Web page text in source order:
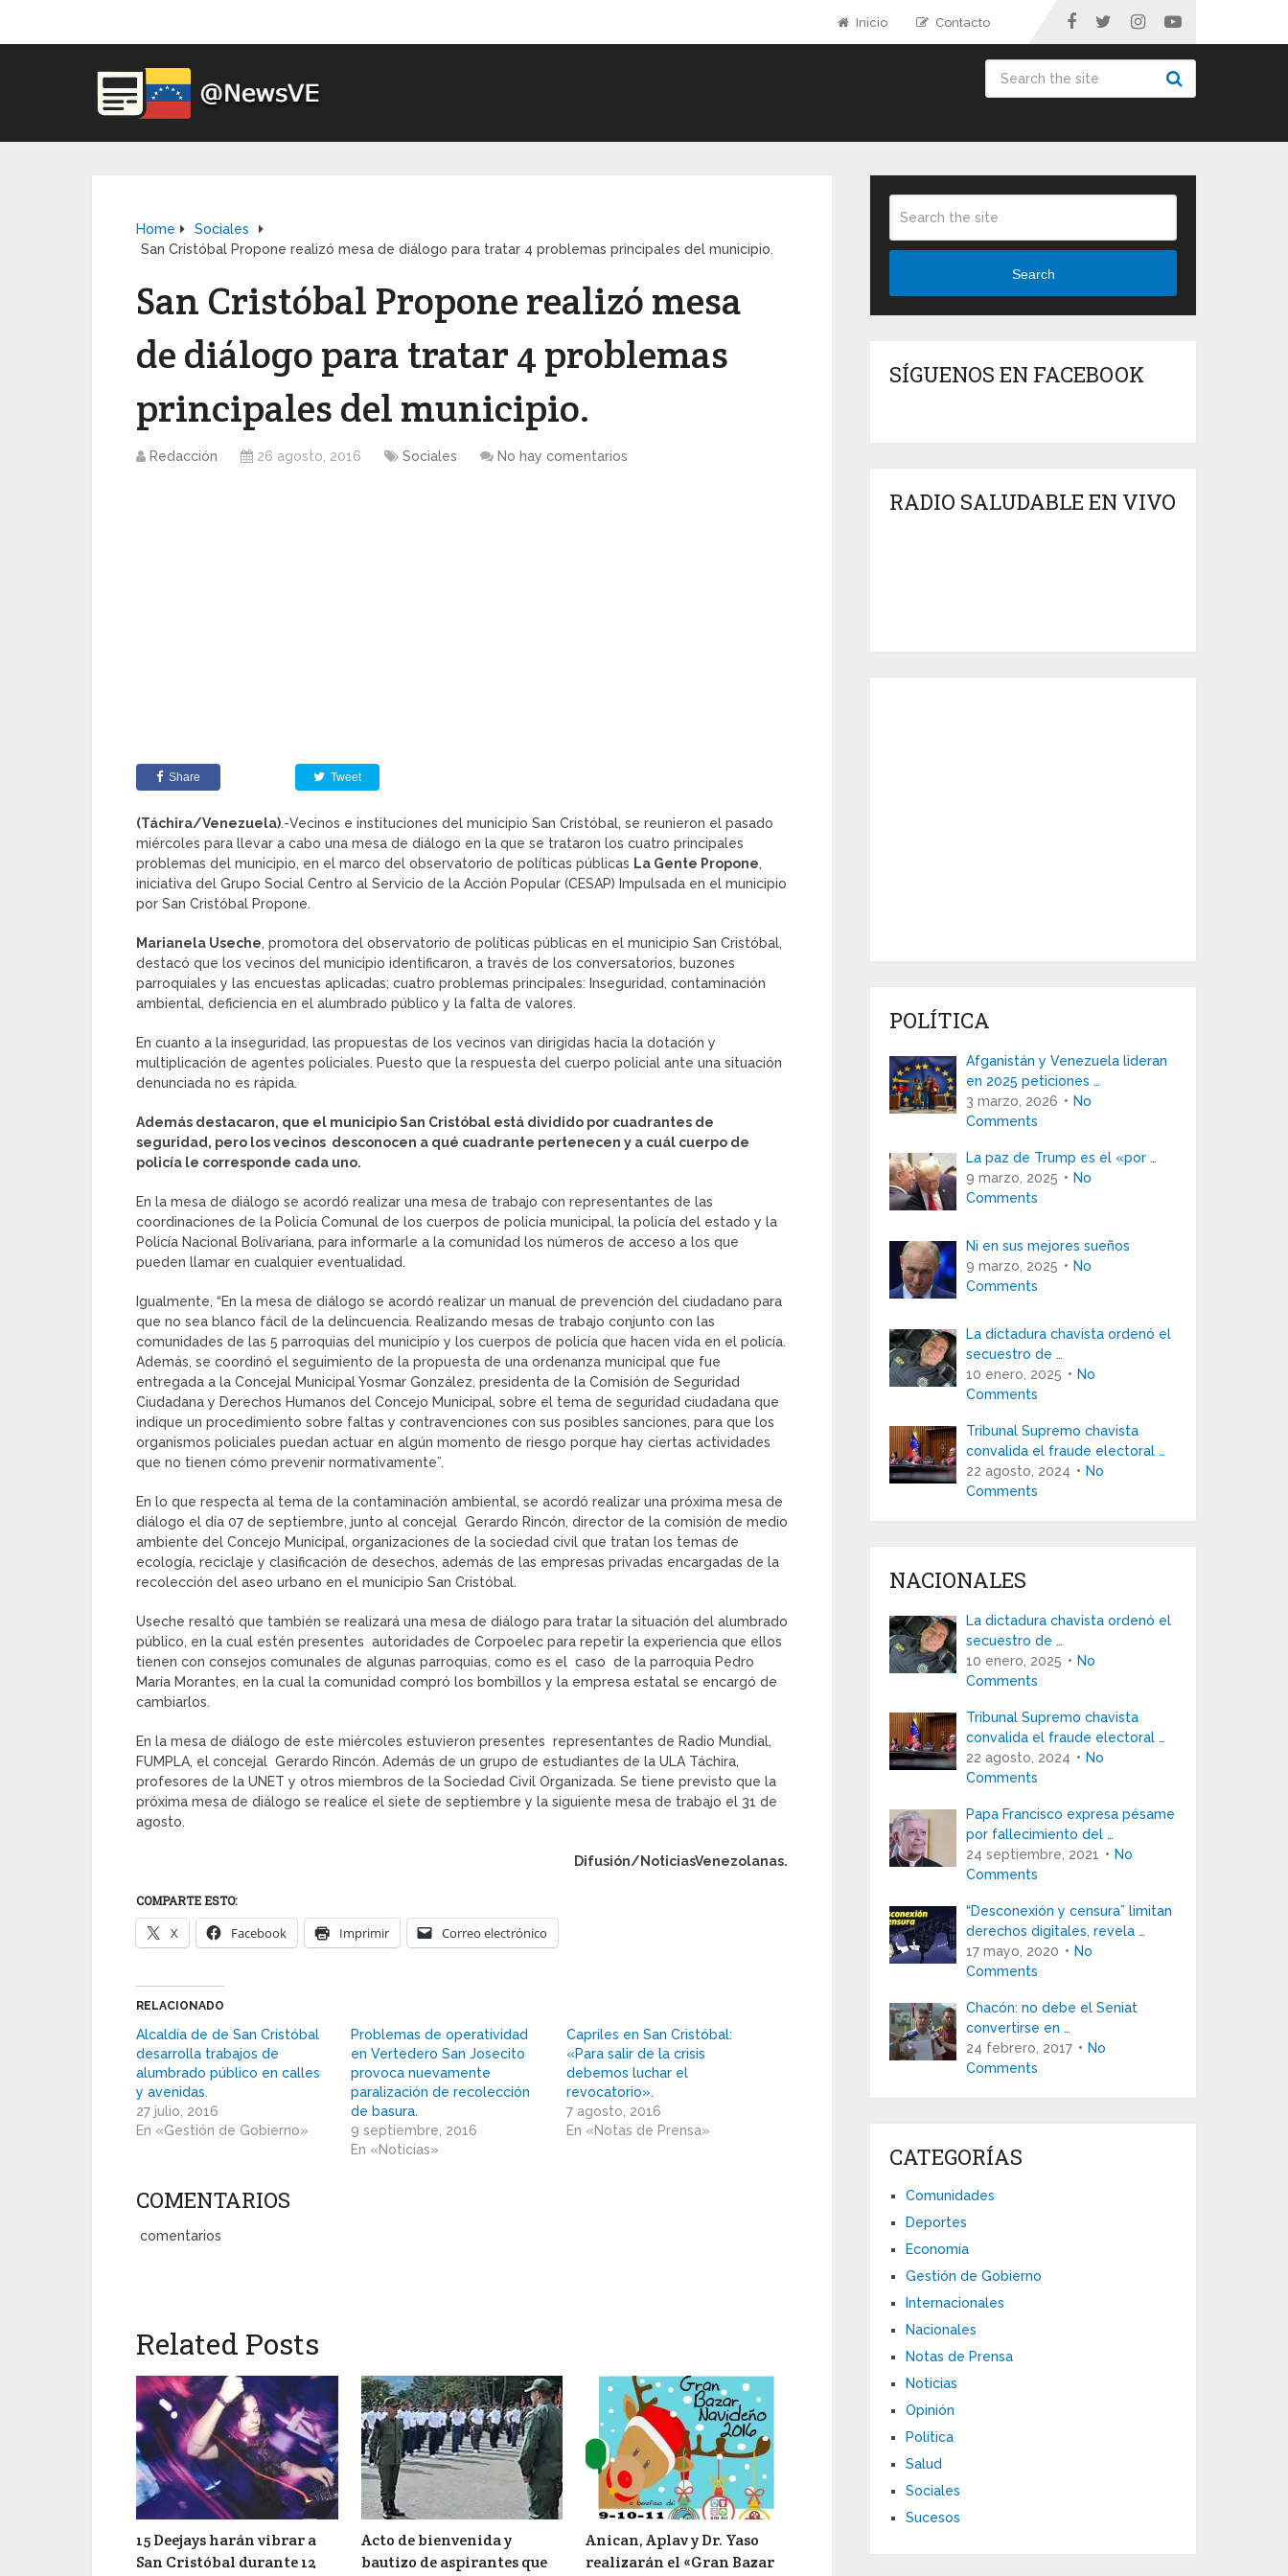
Inicio Contacto
Home
Sociales
San Cristóbal Propone realizó mesa de diálogo para tratar 4 problemas principales del municipio.
San Cristóbal Propone realizó mesa
de diálogo para tratar 4 problemas
principales del municipio.
Redacción 26 agosto, 2016 Sociales No hay comentarios
Share Tweet
(Táchira/Venezuela).-Vecinos e instituciones del municipio San Cristóbal, se reunieron el pasado
miércoles para llevar a cabo una mesa de diálogo en la que se trataron los cuatro principales
problemas del municipio, en el marco del observatorio de políticas públicas La Gente Propone,
iniciativa del Grupo Social Centro al Servicio de la Acción Popular (CESAP) Impulsada en el municipio
por San Cristóbal Propone.
Marianela Useche, promotora del observatorio de políticas públicas en el municipio San Cristóbal,
destacó que los vecinos del municipio identificaron, a través de los conversatorios, buzones
parroquiales y las encuestas aplicadas; cuatro problemas principales: Inseguridad, contaminación
ambiental, deficiencia en el alumbrado público y la falta de valores.
En cuanto a la inseguridad, las propuestas de los vecinos van dirigidas hacia la dotación y
multiplicación de agentes policiales. Puesto que la respuesta del cuerpo policial ante una situación
denunciada no es rápida.
Además destacaron, que el municipio San Cristóbal está dividido por cuadrantes de
seguridad, pero los vecinos desconocen a qué cuadrante pertenecen y a cuál cuerpo de
policía le corresponde cada uno.
En la mesa de diálogo se acordó realizar una mesa de trabajo con representantes de las
coordinaciones de la Policía Comunal de los cuerpos de policía municipal, la policía del estado y la
Policía Nacional Bolivariana, para informarle a la comunidad los números de acceso a los que
pueden llamar en cualquier eventualidad.
Igualmente, “En la mesa de diálogo se acordó realizar un manual de prevención del ciudadano para
que no sea blanco fácil de la delincuencia. Realizando mesas de trabajo conjunto con las
comunidades de las 5 parroquias del municipio y los cuerpos de policía que hacen vida en el policía.
Además, se coordinó el seguimiento de la propuesta de una ordenanza municipal que fue
entregada a la Concejal Municipal Yosmar González, presidenta de la Comisión de Seguridad
Ciudadana y Derechos Humanos del Concejo Municipal, sobre el tema de seguridad ciudadana que
indique un procedimiento sobre faltas y contravenciones con sus posibles sanciones, para que los
organismos policiales puedan actuar en algún momento de riesgo porque hay ciertas actividades
que no tienen cómo prevenir normativamente”.
En lo que respecta al tema de la contaminación ambiental, se acordó realizar una próxima mesa de
diálogo el día 07 de septiembre, junto al concejal Gerardo Rincón, director de la comisión de medio
ambiente del Concejo Municipal, organizaciones de la sociedad civil que tratan los temas de
ecología, reciclaje y clasificación de desechos, además de las empresas privadas encargadas de la
recolección del aseo urbano en el municipio San Cristóbal.
Useche resaltó que también se realizará una mesa de diálogo para tratar la situación del alumbrado
público, en la cual estén presentes autoridades de Corpoelec para repetir la experiencia que ellos
tienen con consejos comunales de algunas parroquias, como es el caso de la parroquia Pedro
María Morantes, en la cual la comunidad compró los bombillos y la empresa estatal se encargó de
cambiarlos.
En la mesa de diálogo de este miércoles estuvieron presentes representantes de Radio Mundial,
FUMPLA, el concejal Gerardo Rincón. Además de un grupo de estudiantes de la ULA Táchira,
profesores de la UNET y otros miembros de la Sociedad Civil Organizada. Se tiene previsto que la
próxima mesa de diálogo se realice el siete de septiembre y la siguiente mesa de trabajo el 31 de
agosto.
Difusión/NoticiasVenezolanas.
COMPARTE ESTO:
X Facebook Imprimir Correo electrónico
RELACIONADO
Alcaldía de de San Cristóbal
desarrolla trabajos de
alumbrado público en calles
y avenidas.
27 julio, 2016
En «Gestión de Gobierno»
Problemas de operatividad
en Vertedero San Josecito
provoca nuevamente
paralización de recolección
de basura.
9 septiembre, 2016
En «Noticias»
Capriles en San Cristóbal:
«Para salir de la crisis
debemos luchar el
revocatorio».
7 agosto, 2016
En «Notas de Prensa»
COMENTARIOS
comentarios
Related Posts
15 Deejays harán vibrar a
San Cristóbal durante 12
Acto de bienvenida y
bautizo de aspirantes que
Anican, Aplav y Dr. Yaso
realizarán el «Gran Bazar
Search
SÍGUENOS EN FACEBOOK
RADIO SALUDABLE EN VIVO
POLÍTICA
Afganistán y Venezuela lideran
en 2025 peticiones …
3 marzo, 2026
No
Comments
La paz de Trump es el «por …
9 marzo, 2025
No
Comments
Ni en sus mejores sueños
9 marzo, 2025
No
Comments
La dictadura chavista ordenó el
secuestro de …
10 enero, 2025
No
Comments
Tribunal Supremo chavista
convalida el fraude electoral …
22 agosto, 2024
No
Comments
NACIONALES
La dictadura chavista ordenó el
secuestro de …
10 enero, 2025
No
Comments
Tribunal Supremo chavista
convalida el fraude electoral …
22 agosto, 2024
No
Comments
Papa Francisco expresa pésame
por fallecimiento del …
24 septiembre, 2021
No
Comments
“Desconexión y censura” limitan
derechos digitales, revela …
17 mayo, 2020
No
Comments
Chacón: no debe el Seniat
convertirse en …
24 febrero, 2017
No
Comments
CATEGORÍAS
Comunidades
Deportes
Economía
Gestión de Gobierno
Internacionales
Nacionales
Notas de Prensa
Noticias
Opinión
Política
Salud
Sociales
Sucesos